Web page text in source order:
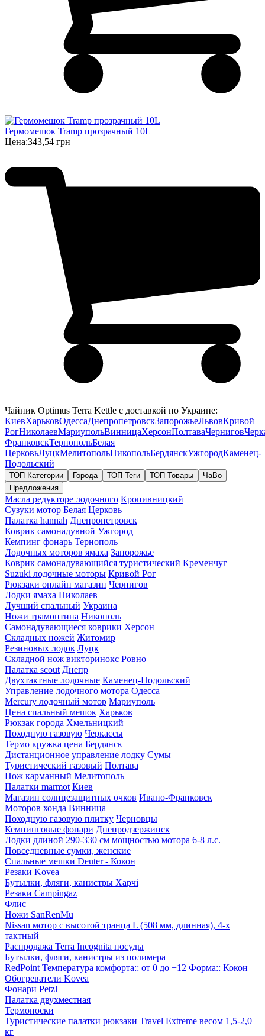
Гермомешок Tramp прозрачный 10L
Цена:343,54 грн
Чайник Optimus Terra Kettle с доставкой по Украине:
КиевХарьковОдессаДнепропетровскЗапорожьеЛьвовКривой
РогНиколаевМариупольВинницаХерсонПолтаваЧернигов
ФранковскТернопольБелая
ЦерковьЛуцкМелитопольНикопольБердянскУжгородКаменец-
Подольский
ТОП Категории Города ТОП Теги ТОП Товары
ЧаВо
Предложения
Масла редукторе лодочного Кропивницкий
Сузуки мотор Белая Церковь
Палатка hannah Днепропетровск
Коврик самонадувной Ужгород
Кемпинг фонарь Тернополь
Лодочных моторов ямаха Запорожье
Коврик самонадувающийся туристический Кременчуг
Suzuki лодочные моторы Кривой Рог
Рюкзаки онлайн магазин Чернигов
Лодки ямаха Николаев
Лучший спальный Украина
Ножи трамонтина Никополь
Самонадувающиеся коврики Херсон
Складных ножей Житомир
Резиновых лодок Луцк
Складной нож викторинокс Ровно
Палатка scout Днепр
Двухтактные лодочные Каменец-Подольский
Управление лодочного мотора Одесса
Mercury лодочный мотор Мариуполь
Цена спальный мешок Харьков
Рюкзак города Хмельницкий
Походную газовую Черкассы
Термо кружка цена Бердянск
Дистанционное управление лодку Сумы
Туристический газовый Полтава
Нож карманный Мелитополь
Палатки marmot Киев
Магазин солнцезащитных очков Ивано-Франковск
Моторов хонда Винница
Походную газовую плитку Черновцы
Кемпинговые фонари Днепродзержинск
Лодки длиной 290-330 см мощностью мотора 6-8 л.с.
Повседневные сумки, женские
Спальные мешки Deuter - Кокон
Резаки Kovea
Бутылки, фляги, канистры Харчі
Резаки Campingaz
Флис
Ножи SanRenMu
Nissan мотор с высотой транца L (508 мм, длинная), 4-х
тактный
Распродажа Terra Incognita посуды
Бутылки, фляги, канистры из полимера
RedPoint Температура комфорта:: от 0 до +12 Форма:: Кокон
Обогреватели Kovea
Фонари Petzl
Палатка двухместная
Термоноски
Туристические палатки рюкзаки Travel Extreme весом 1,5-2,0
кг